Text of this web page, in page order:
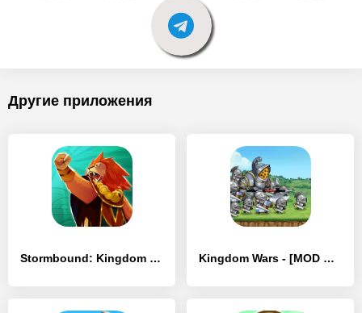
Другие приложения
Stormbound: Kingdom Wars - [MOD Бесконечные монеты] Kingdom Wars - [MOD Бесконечные монеты]